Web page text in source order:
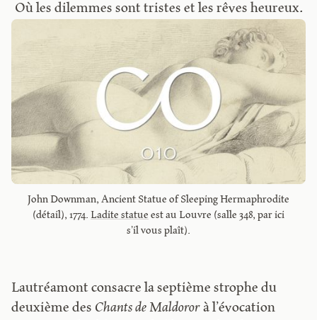
Où les dilemmes sont tristes et les rêves heureux.
John Downman, Ancient Statue of Sleeping Hermaphrodite
(détail), 1774. Ladite statue est au Louvre (salle 348, par ici
s’il vous plaît).
Lautréamont consacre la septième strophe du
deuxième des Chants de Maldororà l’évocation